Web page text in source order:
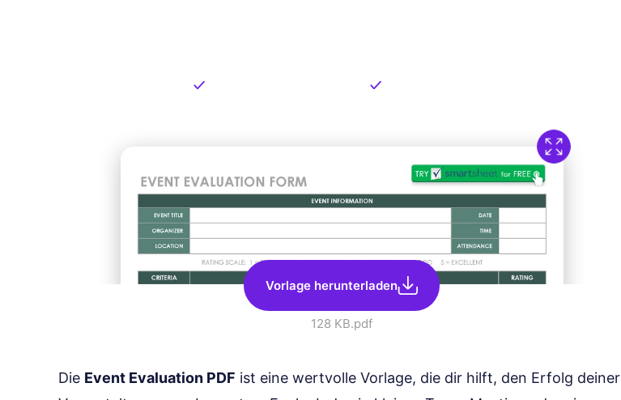
Vorlage herunterladen
128 KB.pdf
Die Event Evaluation PDF ist eine wertvolle Vorlage, die dir hilft, den Erfolg deiner